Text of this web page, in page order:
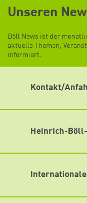
Unseren
Böll News ist der
aktuelle Themen,
informiert.
Kontakt/
Empfang und
info@boell.de
Montag bis
Heinrich-
Heinrich-Böll-
Baden-